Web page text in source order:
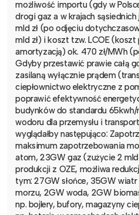
możliwość importu (gdy w
drogi gaz a w krajach
mld zł (po odjęciu
mld zł) i koszt tzw. LCOE
amortyzacją) ok. 470 zł/MWh
Gdyby przestawić prawie całą
zasilaną wyłącznie prądem
ciepłownictwo elektryczne z
poprawić efektywność
budynków do standardu
wodoru dla przemysłu i
wyglądałby następująco:
maksimum zapotrzebowania
atom, 23GW gaz (zużycie 2
produkcji z OZE, możliwa
tym: 27GW słońce, 35GW
morzu, 2GW woda, 2GW
np. bojlery, bufory, magazyny